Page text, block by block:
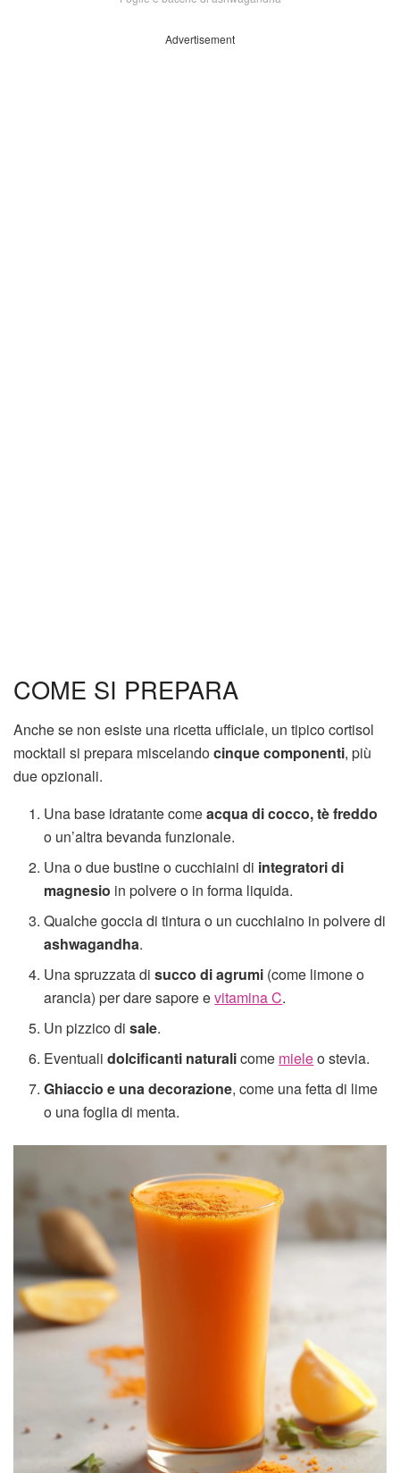
Advertisement
COME SI PREPARA
Anche se non esiste una ricetta ufficiale, un tipico cortisol
mocktail si prepara miscelandocinque componenti, più
due opzionali.
Una base idratante comeacqua di cocco, tè freddo
o un’altra bevanda funzionale.
Una o due bustine o cucchiaini di integratori di
magnesio in polvere o in forma liquida.
Qualche goccia di tintura o un cucchiaino in polvere di
ashwagandha.
Una spruzzata disucco di agrumi (come limone o
arancia) per dare sapore evitamina C.
Un pizzico disale.
Eventualidolcificanti naturalicome mieleo stevia.
Ghiaccio e una decorazione, come una fetta di lime
o una foglia di menta.